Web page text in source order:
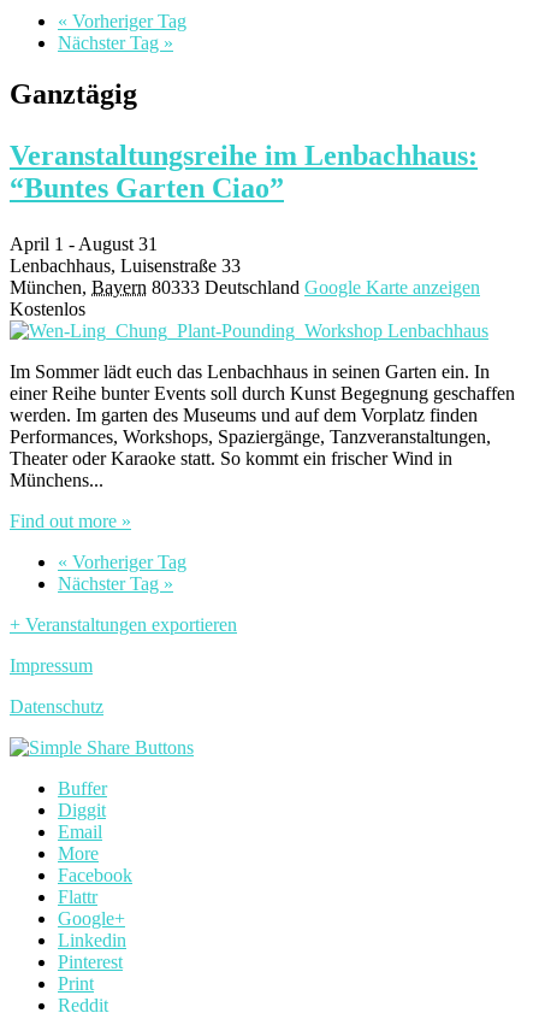
« Vorheriger Tag
Nächster Tag »
Ganztägig
Veranstaltungsreihe im Lenbachhaus:
“Buntes Garten Ciao”
April 1 - August 31
Lenbachhaus, Luisenstraße 33
München, Bayern 80333 Deutschland Google Karte anzeigen
Kostenlos
Im Sommer lädt euch das Lenbachhaus in seinen Garten ein. In
einer Reihe bunter Events soll durch Kunst Begegnung geschaffen
werden. Im garten des Museums und auf dem Vorplatz finden
Performances, Workshops, Spaziergänge, Tanzveranstaltungen,
Theater oder Karaoke statt. So kommt ein frischer Wind in
Münchens...
Find out more »
« Vorheriger Tag
Nächster Tag »
+ Veranstaltungen exportieren
Impressum
Datenschutz
Buffer
Diggit
Email
More
Facebook
Flattr
Google+
Linkedin
Pinterest
Print
Reddit